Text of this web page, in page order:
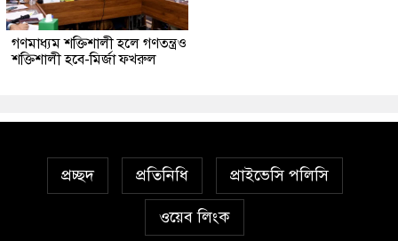
গণমাধ্যম শক্তিশালী হলে গণতন্ত্রও
শক্তিশালী হবে-মির্জা ফখরুল
প্রচ্ছদ প্রতিনিধি প্রাইভেসি পলিসি
ওয়েব লিংক